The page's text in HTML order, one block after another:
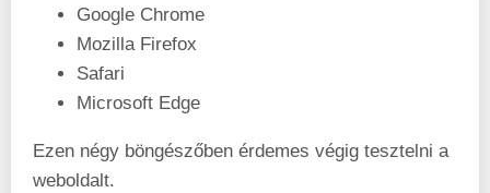
Google Chrome
Mozilla Firefox
Safari
Microsoft Edge
Ezen négy böngészőben érdemes végig tesztelni a
weboldalt.